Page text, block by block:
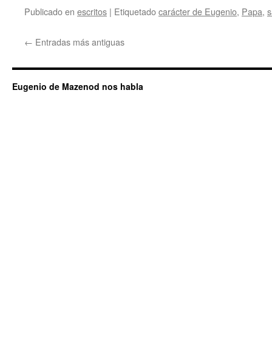
Publicado en escritos | Etiquetadocarácter de Eugenio, Papa,
← Entradas más antiguas
Eugenio de Mazenod nos habla